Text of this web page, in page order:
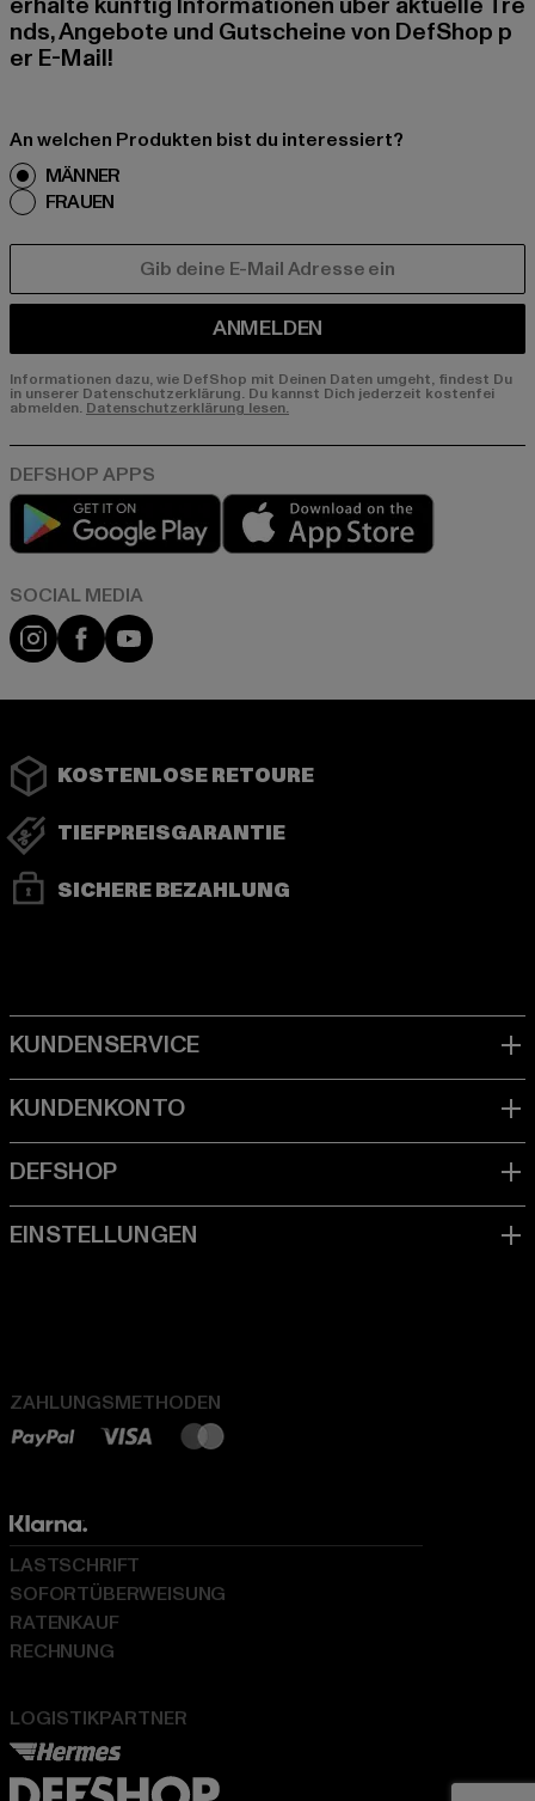
nds, Angebote und Gutscheine von DefShop p
er E-Mail!
An welchen Produkten bist du interessiert?
MÄNNER
FRAUEN
ANMELDEN
Informationen dazu, wie DefShop mit Deinen Daten umgeht, findest Du
in unserer Datenschutzerklärung. Du kannst Dich jederzeit kostenfei
abmelden. Datenschutzerklärung lesen.
Play market
Instagram
FacebookYouTube
KOSTENLOSE RETOURE
TIEFPREISGARANTIE
SICHERE BEZAHLUNG
ZAHLUNGSMETHODEN
LOGISTIKPARTNER
LASTSCHRIFT
SOFORTÜBERWEISUNG
RATENKAUF
RECHNUNG